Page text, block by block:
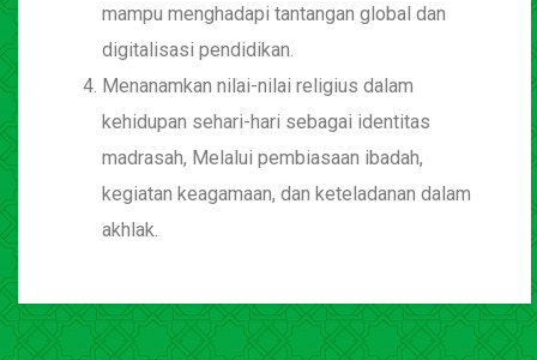
mampu menghadapi tantangan global dan
digitalisasi pendidikan.
Menanamkan nilai-nilai religius dalam
kehidupan sehari-hari sebagai identitas
madrasah, Melalui pembiasaan ibadah,
kegiatan keagamaan, dan keteladanan dalam
akhlak.